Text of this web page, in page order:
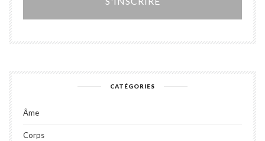
CATÉGORIES
Âme
Corps